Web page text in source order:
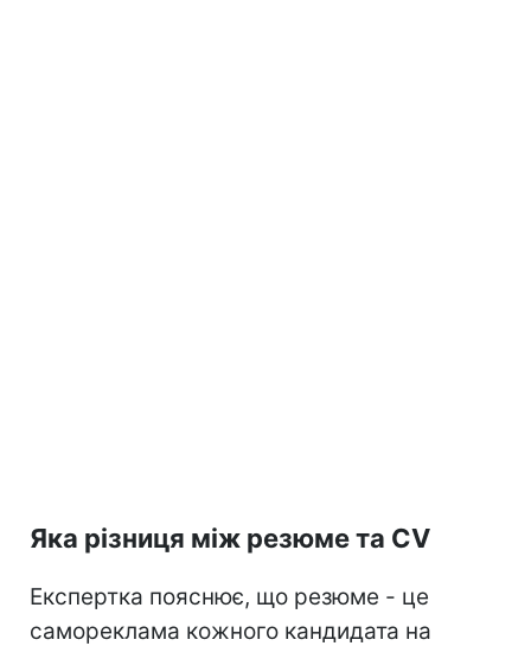
Яка різниця між резюме та CV
Експертка пояснює, що резюме - це
самореклама кожного кандидата на